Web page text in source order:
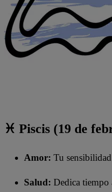
♓ Piscis (19 de
Amor: Tu
Salud: Dedica tiempo